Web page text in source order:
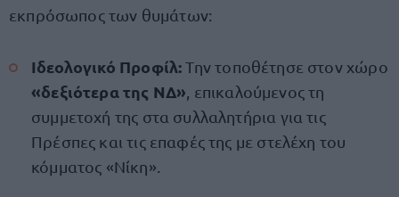
εκπρόσωπος των θυμάτων:
Ιδεολογικό Προφίλ:Την τοποθέτησε στον χώρο
«δεξιότερα της ΝΔ» , επικαλούμενος τη
συμμετοχή της στα συλλαλητήρια για τις
Πρέσπες και τις επαφές της με στελέχη του
κόμματος «Νίκη».